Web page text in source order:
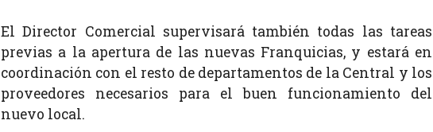
El Director Comercial supervisará también todas las tareas
previas a la apertura de las nuevas Franquicias, y estará en
coordinación con el resto de departamentos de la Central y los
proveedores necesarios para el buen funcionamiento del
nuevo local.